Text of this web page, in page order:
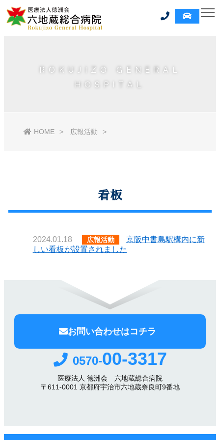
ROKUJIZO GENERAL
HOSPITAL
HOME 広報活動
看板
2024.01.18 広報活動
京阪中書島駅構内に新
しい看板が設置されました
お問い合わせはコチラ
0570-00-3317
医療法人 徳洲会 六地蔵総合病院
〒611-0001 京都府宇治市六地蔵奈良町9番地